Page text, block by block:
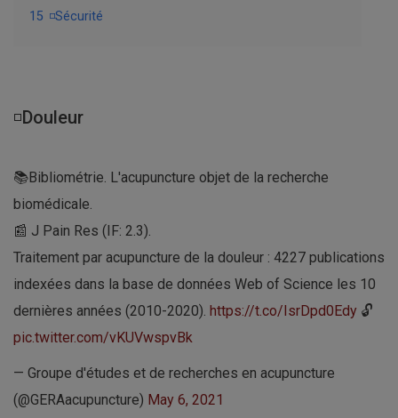
15 ◽Sécurité
◽Douleur
📚Bibliométrie. L'acupuncture objet de la recherche
biomédicale.
📰 J Pain Res (IF: 2.3).
Traitement par acupuncture de la douleur : 4227 publications
indexées dans la base de données Web of Science les 10
dernières années (2010-2020). https://t.co/IsrDpd0Edy 🔓
pic.twitter.com/vKUVwspvBk
— Groupe d'études et de recherches en acupuncture
(@GERAacupuncture) May 6, 2021